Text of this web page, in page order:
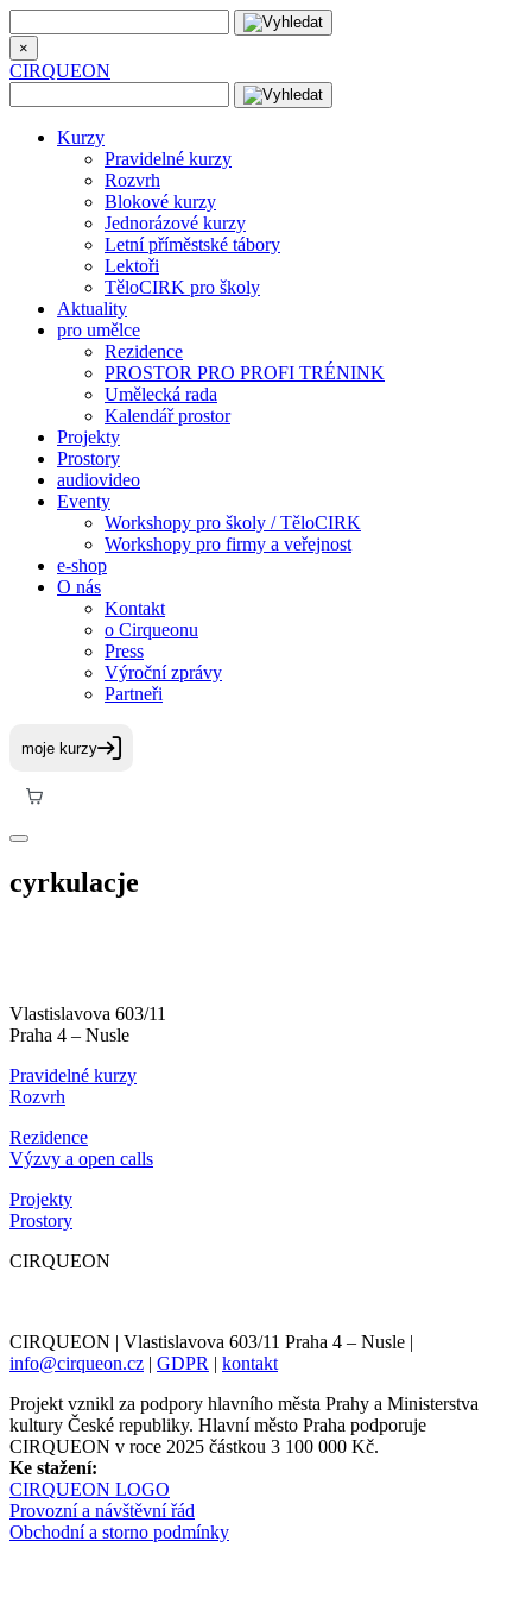
×
CIRQUEON
Kurzy
Pravidelné kurzy
Rozvrh
Blokové kurzy
Jednorázové kurzy
Letní příměstské tábory
Lektoři
TěloCIRK pro školy
Aktuality
pro umělce
Rezidence
PROSTOR PRO PROFI TRÉNINK
Umělecká rada
Kalendář prostor
Projekty
Prostory
audiovideo
Eventy
Workshopy pro školy / TěloCIRK
Workshopy pro firmy a veřejnost
e-shop
O nás
Kontakt
o Cirqueonu
Press
Výroční zprávy
Partneři
cyrkulacje
Vlastislavova 603/11
Praha 4 – Nusle
Pravidelné kurzy
Rozvrh
Rezidence
Výzvy a open calls
Projekty
Prostory
CIRQUEON
CIRQUEON | Vlastislavova 603/11 Praha 4 – Nusle |
info@cirqueon.cz | GDPR | kontakt
Projekt vznikl za podpory hlavního města Prahy a Ministerstva
kultury České republiky. Hlavní město Praha podporuje
CIRQUEON v roce 2025 částkou 3 100 000 Kč.
Ke stažení:
CIRQUEON LOGO
Provozní a návštěvní řád
Obchodní a storno podmínky